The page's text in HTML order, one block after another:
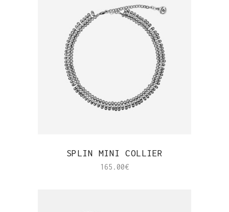
SPLIN MINI COLLIER
165.00€